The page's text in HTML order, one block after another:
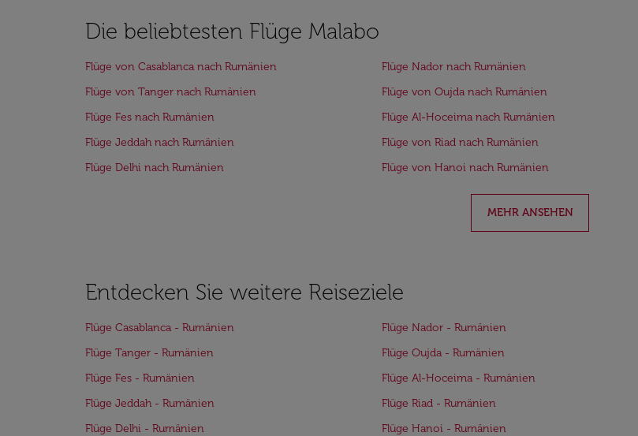
Die beliebtesten Flüge Malabo
Flüge von Casablanca nach Rumänien Flüge Nador nach Rumänien
Flüge von Tanger nach Rumänien
Flüge von Oujda nach Rumänien
Flüge Fes nach Rumänien
Flüge Al-Hoceima nach Rumänien
Flüge Jeddah nach Rumänien
Flüge von Riad nach Rumänien
Flüge Delhi nach Rumänien
Flüge von Hanoi nach Rumänien
MEHR ANSEHEN
Entdecken Sie weitere Reiseziele
Flüge Casablanca - Rumänien Flüge Nador - Rumänien
Flüge Tanger - Rumänien
Flüge Oujda - Rumänien
Flüge Fes - Rumänien
Flüge Al-Hoceima - Rumänien
Flüge Jeddah - Rumänien
Flüge Riad - Rumänien
Flüge Delhi - Rumänien
Flüge Hanoi - Rumänien